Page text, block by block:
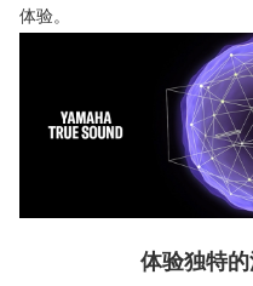
体验。
体验独特